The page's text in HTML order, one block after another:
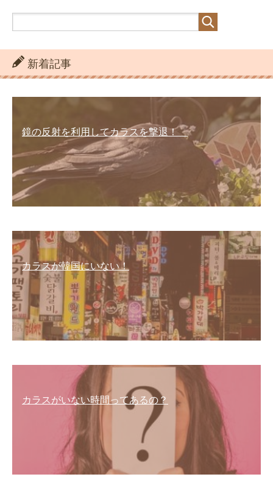
新着記事
鏡の反射を利用してカラスを撃退！
カラスが韓国にいない！
カラスがいない時間ってあるの？